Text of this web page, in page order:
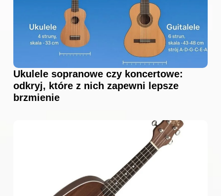
Ukulele sopranowe czy koncertowe:
odkryj, które z nich zapewni lepsze
brzmienie